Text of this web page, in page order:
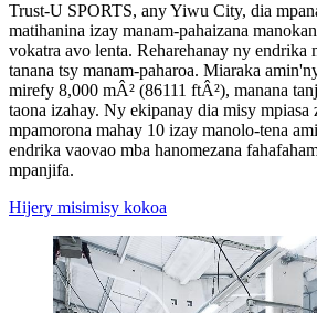
Trust-U SPORTS, any Yiwu City, dia
matihanina izay manam-pahaizana
vokatra avo lenta. Reharehanay ny endrika
tanana tsy manam-paharoa. Miaraka
mirefy 8,000 mÂ² (86111 ftÂ²), manana
taona izahay. Ny ekipanay dia misy mpiasa
mpamorona mahay 10 izay manolo-tena
endrika vaovao mba hanomezana
mpanjifa.
Hijery misimisy kokoa